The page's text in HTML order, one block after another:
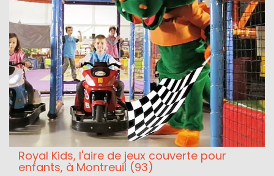
Royal Kids, l'aire de jeux couverte pour
enfants, à Montreuil (93)